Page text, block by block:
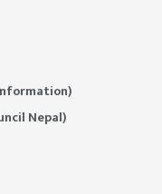
Nepal)